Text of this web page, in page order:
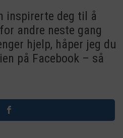
inspirerte deg til å
andre neste gang
hjelp, håper jeg du
på Facebook – så